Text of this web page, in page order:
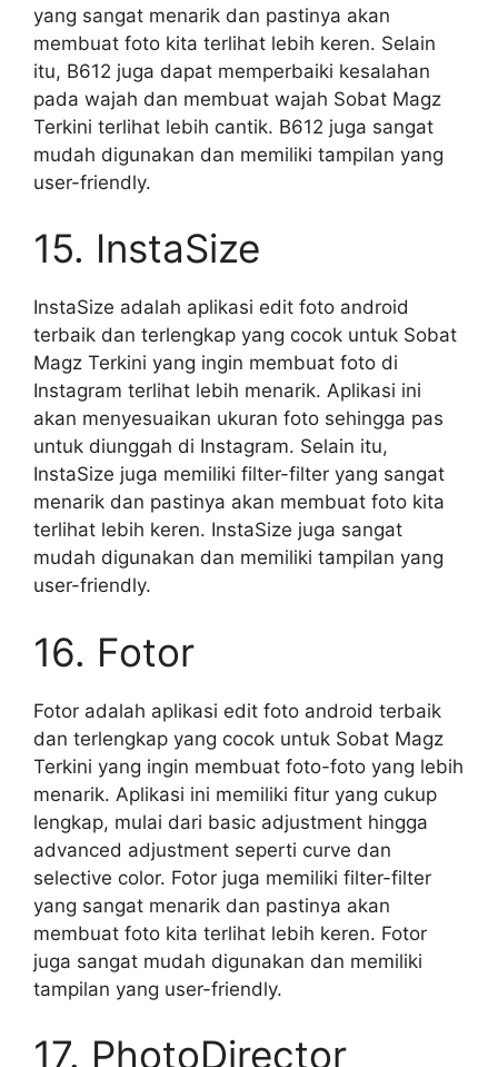
yang sangat menarik dan pastinya akan
membuat foto kita terlihat lebih keren. Selain
itu, B612 juga dapat memperbaiki kesalahan
pada wajah dan membuat wajah Sobat Magz
Terkini terlihat lebih cantik. B612 juga sangat
mudah digunakan dan memiliki tampilan yang
user-friendly.
15. InstaSize
InstaSize adalah aplikasi edit foto android
terbaik dan terlengkap yang cocok untuk Sobat
Magz Terkini yang ingin membuat foto di
Instagram terlihat lebih menarik. Aplikasi ini
akan menyesuaikan ukuran foto sehingga pas
untuk diunggah di Instagram. Selain itu,
InstaSize juga memiliki filter-filter yang sangat
menarik dan pastinya akan membuat foto kita
terlihat lebih keren. InstaSize juga sangat
mudah digunakan dan memiliki tampilan yang
user-friendly.
16. Fotor
Fotor adalah aplikasi edit foto android terbaik
dan terlengkap yang cocok untuk Sobat Magz
Terkini yang ingin membuat foto-foto yang lebih
menarik. Aplikasi ini memiliki fitur yang cukup
lengkap, mulai dari basic adjustment hingga
advanced adjustment seperti curve dan
selective color. Fotor juga memiliki filter-filter
yang sangat menarik dan pastinya akan
membuat foto kita terlihat lebih keren. Fotor
juga sangat mudah digunakan dan memiliki
tampilan yang user-friendly.
17. PhotoDirector